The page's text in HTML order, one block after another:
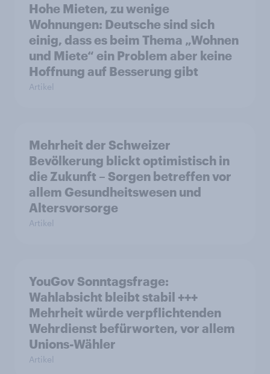
Hohe Mieten, zu wenige
Wohnungen: Deutsche sind sich
einig, dass es beim Thema „Wohnen
und Miete“ ein Problem aber keine
Hoffnung auf Besserung gibt
Artikel
Mehrheit der Schweizer
Bevölkerung blickt optimistisch in
die Zukunft – Sorgen betreffen vor
allem Gesundheitswesen und
Altersvorsorge
Artikel
YouGov Sonntagsfrage:
Wahlabsicht bleibt stabil +++
Mehrheit würde verpflichtenden
Wehrdienst befürworten, vor allem
Unions-Wähler
Artikel